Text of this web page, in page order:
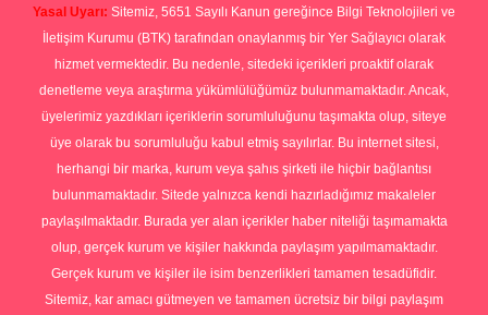
Yasal Uyarı: Sitemiz, 5651 Sayılı Kanun gereğince Bilgi Teknolojileri ve
İletişim Kurumu (BTK) tarafından onaylanmış bir Yer Sağlayıcı olarak
hizmet vermektedir. Bu nedenle, sitedeki içerikleri proaktif olarak
denetleme veya araştırma yükümlülüğümüz bulunmamaktadır. Ancak,
üyelerimiz yazdıkları içeriklerin sorumluluğunu taşımakta olup, siteye
üye olarak bu sorumluluğu kabul etmiş sayılırlar. Bu internet sitesi,
herhangi bir marka, kurum veya şahıs şirketi ile hiçbir bağlantısı
bulunmamaktadır. Sitede yalnızca kendi hazırladığımız makaleler
paylaşılmaktadır. Burada yer alan içerikler haber niteliği taşımamakta
olup, gerçek kurum ve kişiler hakkında paylaşım yapılmamaktadır.
Gerçek kurum ve kişiler ile isim benzerlikleri tamamen tesadüfidir.
Sitemiz, kar amacı gütmeyen ve tamamen ücretsiz bir bilgi paylaşım